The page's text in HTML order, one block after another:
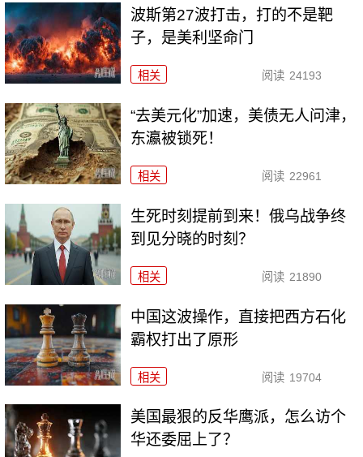
波斯第27波打击，打的不是靶
子，是美利坚命门
相关 阅读 24193
“去美元化”加速，美债无人问津，
东瀛被锁死！
相关 阅读 22961
生死时刻提前到来！俄乌战争终
到见分晓的时刻？
相关 阅读 21890
中国这波操作，直接把西方石化
霸权打出了原形
相关 阅读 19704
美国最狠的反华鹰派，怎么访个
华还委屈上了？